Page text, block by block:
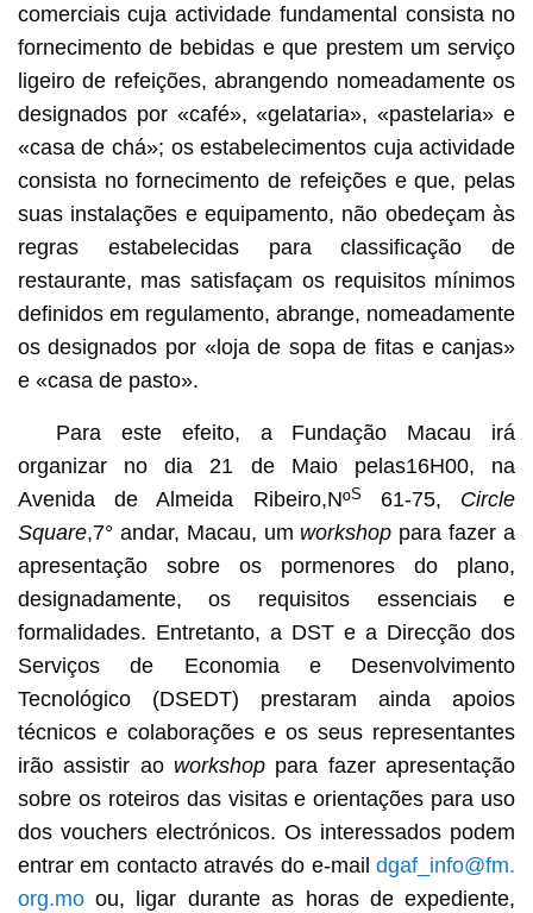
comerciais cuja actividade fundamental consista no
fornecimento de bebidas e que prestem um serviço
ligeiro de refeições, abrangendo nomeadamente os
designados por «café», «gelataria», «pastelaria» e
«casa de chá»; os estabelecimentos cuja actividade
consista no fornecimento de refeições e que, pelas
suas instalações e equipamento, não obedeçam às
regras estabelecidas para classificação de
restaurante, mas satisfaçam os requisitos mínimos
definidos em regulamento, abrange, nomeadamente
os designados por «loja de sopa de fitas e canjas»
e «casa de pasto».
Para este efeito, a Fundação Macau irá
organizar no dia 21 de Maio pelas16H00, na
Avenida de Almeida Ribeiro,NºS 61-75, Circle
Square,7° andar, Macau, um workshop para fazer a
apresentação sobre os pormenores do plano,
designadamente, os requisitos essenciais e
formalidades. Entretanto, a DST e a Direcção dos
Serviços de Economia e Desenvolvimento
Tecnológico (DSEDT) prestaram ainda apoios
técnicos e colaborações e os seus representantes
irão assistir aoworkshop para fazer apresentação
sobre os roteiros das visitas e orientações para uso
dos vouchers electrónicos. Os interessados podem
entrar em contacto através do e-maildgaf_info@fm.
org.moou, ligar durante as horas de expediente,